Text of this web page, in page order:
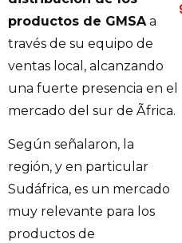
productos de GMSAa
través de su equipo de
ventas local, alcanzando
una fuerte presencia en el
mercado del sur de Ãfrica.
Según señalaron, la
región, y en particular
Sudáfrica, es un mercado
muy relevante para los
productos de